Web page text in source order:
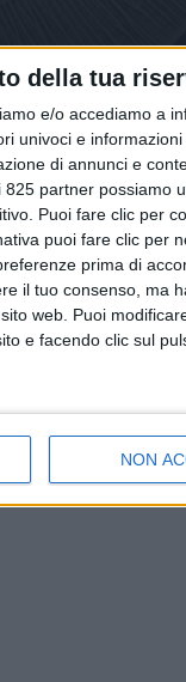
della tua
e/o accediamo a
univoci e
di annunci e
partner possiamo
Puoi fare clic per
puoi fare clic per
prima di
il tuo consenso, ma
web. Puoi
e facendo clic sul
NON